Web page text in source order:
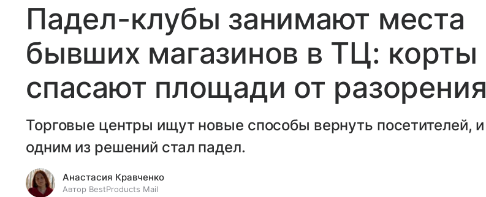
Падел-клубы занимают места
бывших магазинов в ТЦ: корты
спасают площади от разорения
Торговые центры ищут новые способы вернуть посетителей, и
одним из решений стал падел.
Анастасия Кравченко
Автор BestProducts Mail